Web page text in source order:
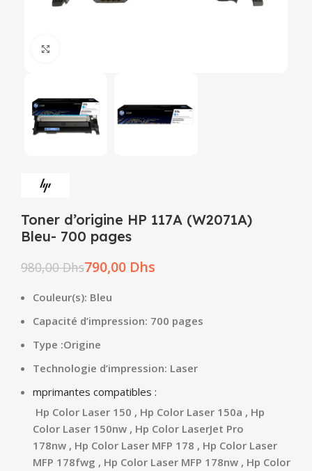
Toner d’origine HP 117A (W2071A)
Bleu- 700 pages
980,00Dhs790,00 Dhs
Couleur(s): Bleu
Capacité d’impression: 700 pages
Type :Origine
Technologie d’impression: Laser
mprimantes compatibles :
Hp Color Laser 150 , Hp Color Laser 150a , Hp
Color Laser 150nw , Hp Color LaserJet Pro
178nw , Hp Color Laser MFP 178 , Hp Color Laser
MFP 178fwg , Hp Color Laser MFP 178nw , Hp Color